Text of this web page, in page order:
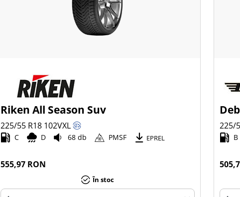
Riken All Season Suv
225/55 R18 102VXL
C D 68 db PMSF EPREL
555,97 RON
În stoc
225/
B